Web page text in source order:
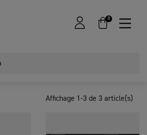
0
Affichage 1-3 de 3 article(s)